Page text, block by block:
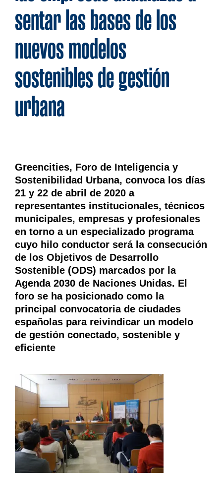
sentar las bases de los
nuevos modelos
sostenibles de gestión
urbana
Greencities, Foro de Inteligencia y
Sostenibilidad Urbana, convoca los días
21 y 22 de abril de 2020 a
representantes institucionales, técnicos
municipales, empresas y profesionales
en torno a un especializado programa
cuyo hilo conductor será la consecución
de los Objetivos de Desarrollo
Sostenible (ODS) marcados por la
Agenda 2030 de Naciones Unidas. El
foro se ha posicionado como la
principal convocatoria de ciudades
españolas para reivindicar un modelo
de gestión conectado, sostenible y
eficiente